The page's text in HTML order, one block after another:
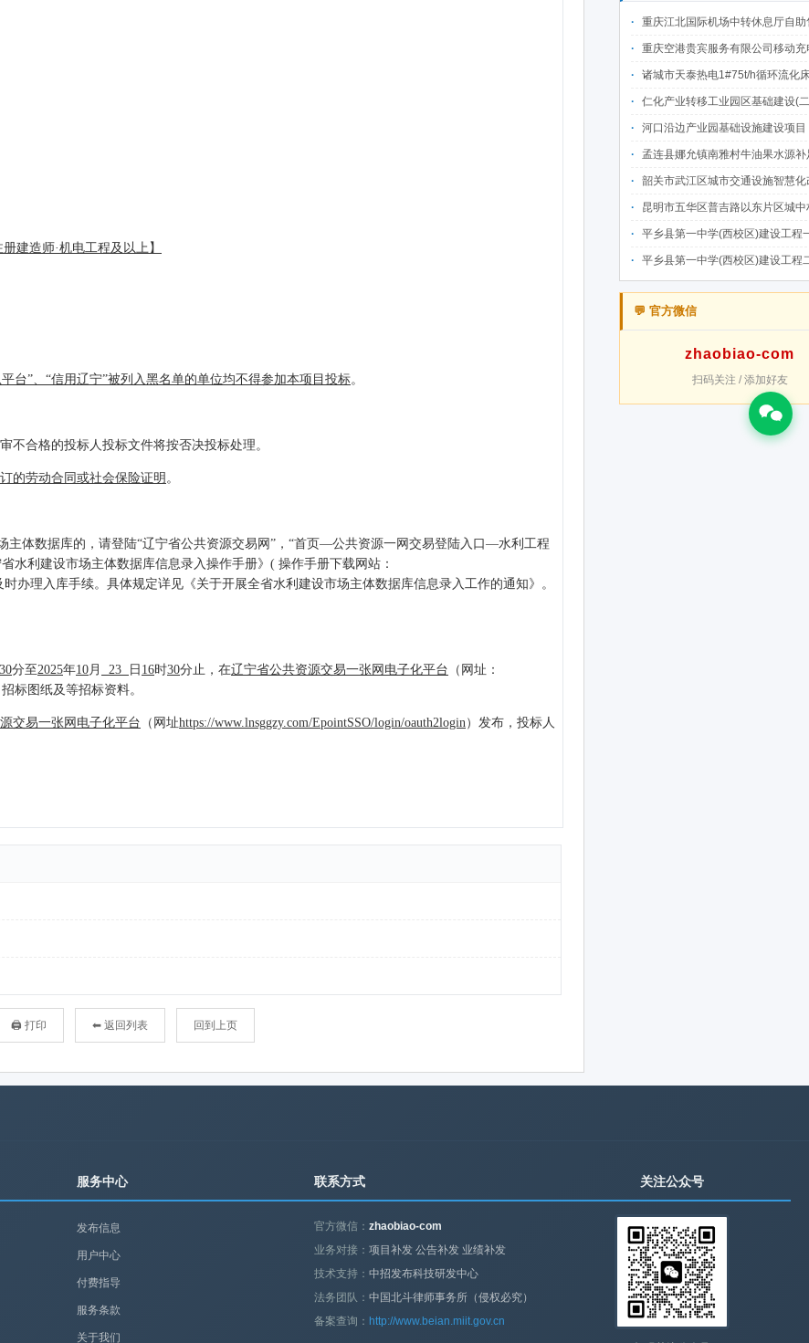
🖨 打印 ⬅ 返回列表 回到上页
重庆江北国际机场中转休息厅自助售卖机点位公开招
重庆空港贵宾服务有限公司移动充电宝点位资源公开
诸城市天泰热电1#75t/h循环流化床锅炉及配套设施升级改造项目（设计施工一体
仁化产业转移工业园区基础建设(二期)一韶关仁化产业园区工业二路道路及桥梁(西侧扩园段)建设
河口沿边产业园基础设施建设项目（二期）设计施工总承包（EPC）(三次
孟连县娜允镇南雅村牛油果水源补足提质增效建设项目
韶关市武江区城市交通设施智慧化改造提升项目-基础建设工程（一期）A标段施
昆明市五华区普吉路以东片区城中村改造项目（一期）A7、A-4-2地块安置房项目供配电设计施工一体化
平乡县第一中学(西校区)建设工程一标段施工
平乡县第一中学(西校区)建设工程二标段施工
💬 官方微信
zhaobiao-com
扫码关注 / 添加好友
服务中心
发布信息
用户中心
付费指导
服务条款
关于我们
联系方式
官方微信：zhaobiao-com
业务对接：项目补发 公告补发 业绩补发
技术支持：中招发布科技研发中心
法务团队：中国北斗律师事务所（侵权必究）
备案查询： http://www.beian.miit.gov.cn
关注公众号